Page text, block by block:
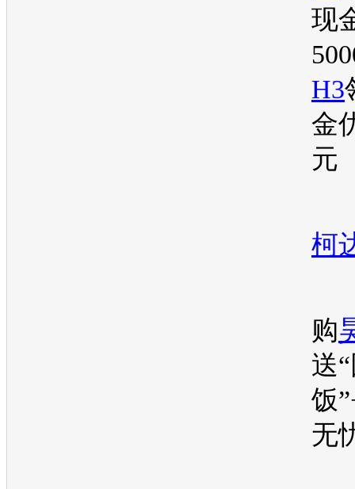
现
H3
金
元
柯
购
送
饭
无